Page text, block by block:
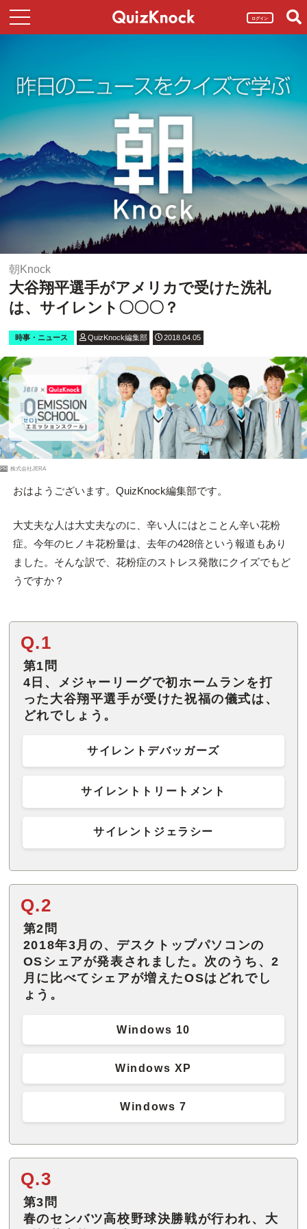
ログイン
朝Knock
大谷翔平選手がアメリカで受けた洗礼
は、サイレント〇〇〇？
時事・ニュース QuizKnock編集部 2018.04.05
PR 株式会社JERA
おはようございます。QuizKnock編集部です。
大丈夫な人は大丈夫なのに、辛い人にはとことん辛い花粉
症。今年のヒノキ花粉量は、去年の428倍という報道もあり
ました。そんな訳で、花粉症のストレス発散にクイズでもど
うですか？
Q.1
第1問
4日、メジャーリーグで初ホームランを打
った大谷翔平選手が受けた祝福の儀式は、
どれでしょう。
サイレントデバッガーズ
サイレントトリートメント
サイレントジェラシー
Q.2
第2問
2018年3月の、デスクトップパソコンの
OSシェアが発表されました。次のうち、2
月に比べてシェアが増えたOSはどれでし
ょう。
Windows 10
Windows XP
Windows 7
Q.3
第3問
春のセンバツ高校野球決勝戦が行われ、大